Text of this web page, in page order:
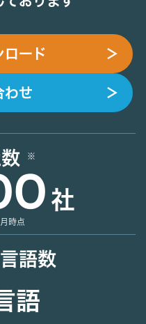
ロード ＞
わせ ＞
社
時点
語数
語